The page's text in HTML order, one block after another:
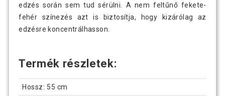
edzés során sem tud sérülni. A nem feltűnő fekete-
fehér színezés azt is biztosítja, hogy kizárólag az
edzésre koncentrálhasson.
Termék részletek:
Hossz: 55 cm